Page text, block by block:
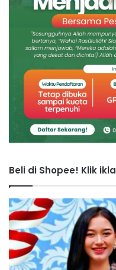
Beli di Shopee! Klik